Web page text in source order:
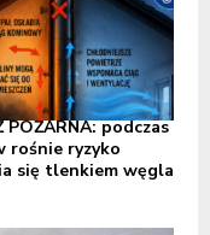
POŻARNA: podczas
rośnie ryzyko
się tlenkiem węgla